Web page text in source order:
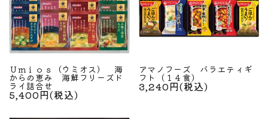
Ｕｍｉｏｓ（ウミオス） 海
からの恵み 海鮮フリーズド
ライ詰合せ
5,400円(税込)
アマノフーズ バラエティギ
フト（１４食）
3,240円(税込)